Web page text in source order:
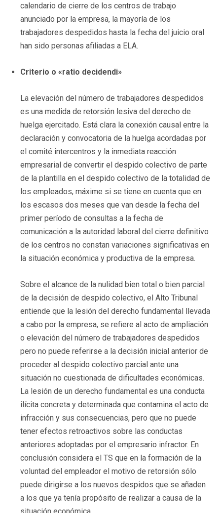
calendario de cierre de los centros de trabajo
anunciado por la empresa, la mayoría de los
trabajadores despedidos hasta la fecha del juicio oral
han sido personas afiliadas a ELA.
Criterio o «ratio decidendi»
La elevación del número de trabajadores despedidos
es una medida de retorsión lesiva del derecho de
huelga ejercitado. Está clara la conexión causal entre la
declaración y convocatoria de la huelga acordadas por
el comité intercentros y la inmediata reacción
empresarial de convertir el despido colectivo de parte
de la plantilla en el despido colectivo de la totalidad de
los empleados, máxime si se tiene en cuenta que en
los escasos dos meses que van desde la fecha del
primer período de consultas a la fecha de
comunicación a la autoridad laboral del cierre definitivo
de los centros no constan variaciones significativas en
la situación económica y productiva de la empresa.
Sobre el alcance de la nulidad bien total o bien parcial
de la decisión de despido colectivo, el Alto Tribunal
entiende que la lesión del derecho fundamental llevada
a cabo por la empresa, se refiere al acto de ampliación
o elevación del número de trabajadores despedidos
pero no puede referirse a la decisión inicial anterior de
proceder al despido colectivo parcial ante una
situación no cuestionada de dificultades económicas.
La lesión de un derecho fundamental es una conducta
ilícita concreta y determinada que contamina el acto de
infracción y sus consecuencias, pero que no puede
tener efectos retroactivos sobre las conductas
anteriores adoptadas por el empresario infractor. En
conclusión considera el TS que en la formación de la
voluntad del empleador el motivo de retorsión sólo
puede dirigirse a los nuevos despidos que se añaden
a los que ya tenía propósito de realizar a causa de la